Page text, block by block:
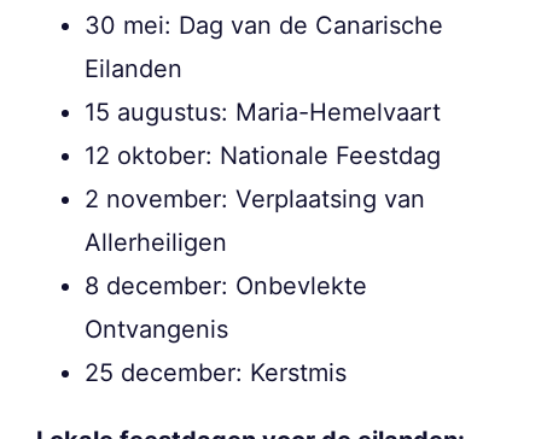
30 mei: Dag van de Canarische
Eilanden
15 augustus: Maria-Hemelvaart
12 oktober: Nationale Feestdag
2 november: Verplaatsing van
Allerheiligen
8 december: Onbevlekte
Ontvangenis
25 december: Kerstmis